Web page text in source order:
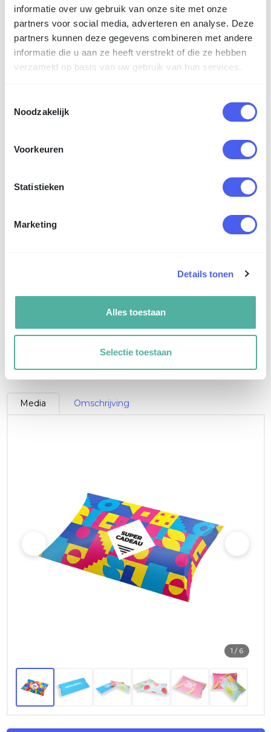
informatie over uw gebruik van onze site met onze
partners voor social media, adverteren en analyse. Deze
partners kunnen deze gegevens combineren met andere
informatie die u aan ze heeft verstrekt of die ze hebben
verzameld op basis van uw gebruik van hun services.
Noodzakelijk
Voorkeuren
Statistieken
Marketing
Details tonen
Alles toestaan
Selectie toestaan
Enkelzijdig glanslaminaat
Enkelzijdig matlaminaat
4/0 Full colour
Media Omschrijving
1 / 6